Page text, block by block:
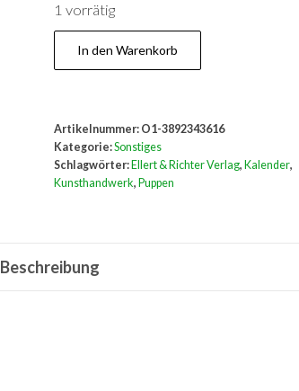
1 vorrätig
Puppenzauber.
Buch-
In den Warenkorb
Artikelnummer: O1-3892343616
Kategorie:Sonstiges
Schlagwörter: Ellert & Richter Verlag, Kalender,
Kunsthandwerk, Puppen
Beschreibung